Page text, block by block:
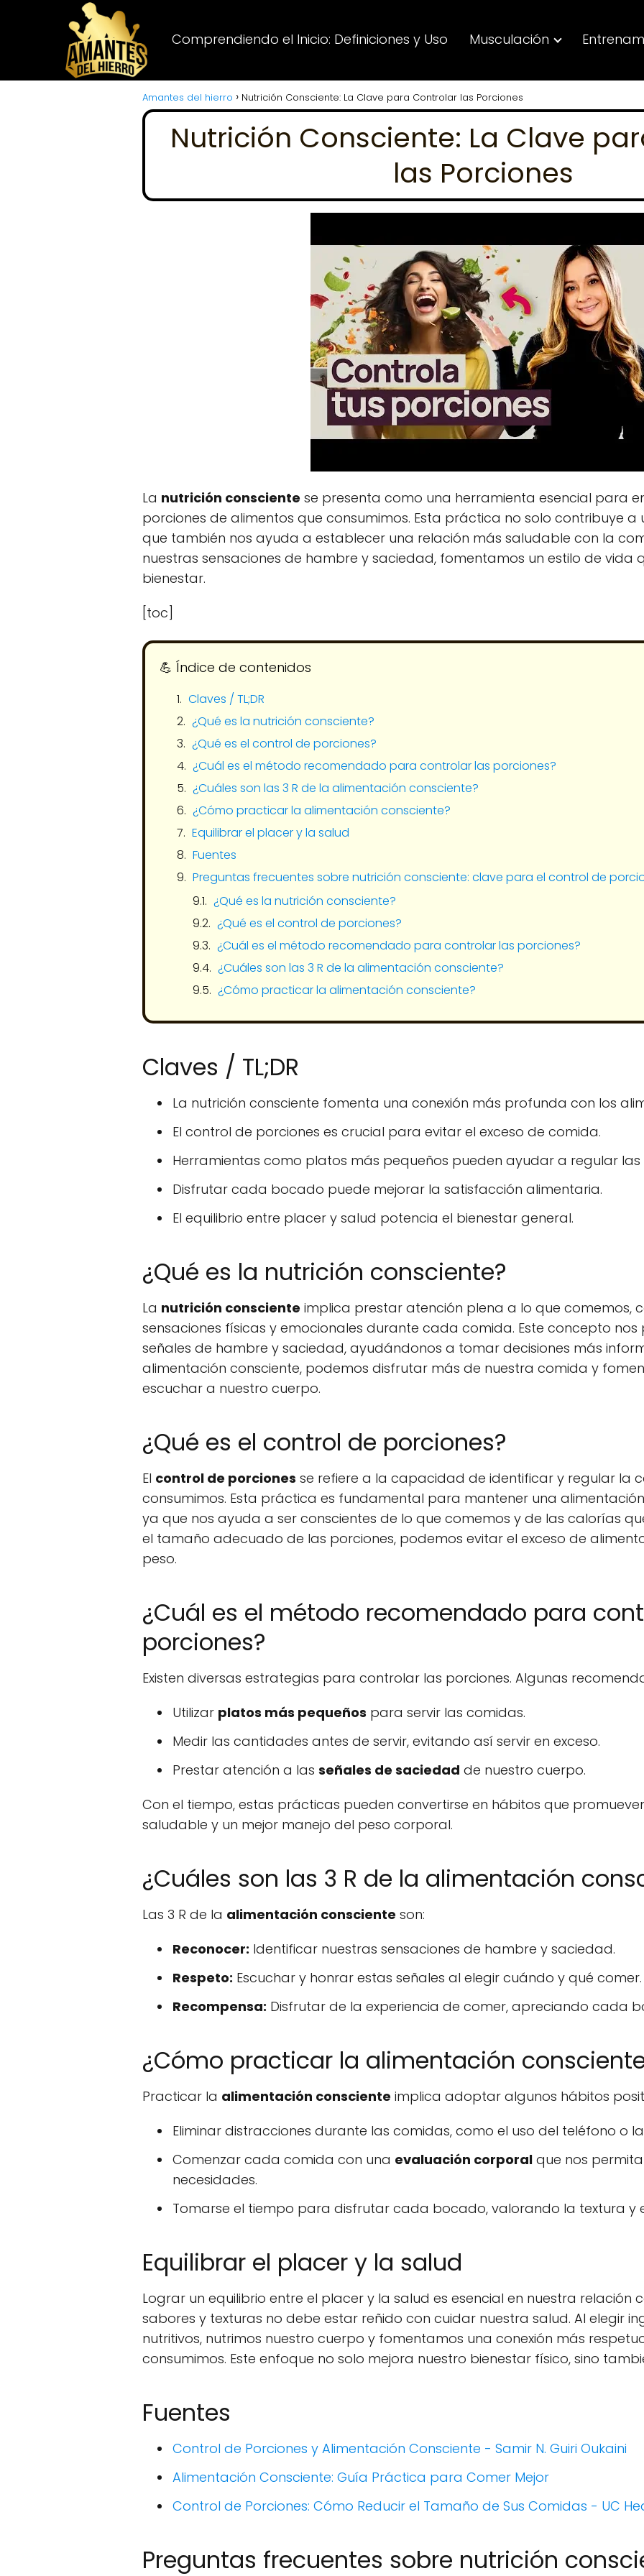
Comprendiendo el Inicio: Definiciones y Uso Musculación
Amantes del hierro Nutrición Consciente: La Clave para Controlar las Porciones
Nutrición Consciente: La Clave
las Porciones
La nutrición consciente se presenta como una herramienta esencial para
porciones de alimentos que consumimos. Esta práctica no solo contribuye
que también nos ayuda a establecer una relación más saludable con la
nuestras sensaciones de hambre y saciedad, fomentamos un estilo de vida
bienestar.
[toc]
💪​ Índice de contenidos
Claves / TL;DR
¿Qué es la nutrición consciente?
¿Qué es el control de porciones?
¿Cuál es el método recomendado para controlar las porciones?
¿Cuáles son las 3 R de la alimentación consciente?
¿Cómo practicar la alimentación consciente?
Equilibrar el placer y la salud
Fuentes
Preguntas frecuentes sobre nutrición consciente: clave para el control de
¿Qué es la nutrición consciente?
¿Qué es el control de porciones?
¿Cuál es el método recomendado para controlar las porciones?
¿Cuáles son las 3 R de la alimentación consciente?
¿Cómo practicar la alimentación consciente?
Claves / TL;DR
La nutrición consciente fomenta una conexión más profunda con los
El control de porciones es crucial para evitar el exceso de comida.
Herramientas como platos más pequeños pueden ayudar a regular
Disfrutar cada bocado puede mejorar la satisfacción alimentaria.
El equilibrio entre placer y salud potencia el bienestar general.
¿Qué es la nutrición consciente?
La nutrición consciente implica prestar atención plena a lo que comemos,
sensaciones físicas y emocionales durante cada comida. Este concepto
señales de hambre y saciedad, ayudándonos a tomar decisiones más
alimentación consciente, podemos disfrutar más de nuestra comida y
escuchar a nuestro cuerpo.
¿Qué es el control de porciones?
El control de porciones se refiere a la capacidad de identificar y regular la
consumimos. Esta práctica es fundamental para mantener una
ya que nos ayuda a ser conscientes de lo que comemos y de las calorías
el tamaño adecuado de las porciones, podemos evitar el exceso de
peso.
¿Cuál es el método recomendado para
porciones?
Existen diversas estrategias para controlar las porciones. Algunas
Utilizar platos más pequeños para servir las comidas.
Medir las cantidades antes de servir, evitando así servir en exceso.
Prestar atención a las señales de saciedad de nuestro cuerpo.
Con el tiempo, estas prácticas pueden convertirse en hábitos que
saludable y un mejor manejo del peso corporal.
¿Cuáles son las 3 R de la alimentación
Las 3 R de la alimentación consciente son:
Reconocer: Identificar nuestras sensaciones de hambre y saciedad.
Respeto: Escuchar y honrar estas señales al elegir cuándo y qué comer.
Recompensa: Disfrutar de la experiencia de comer, apreciando cada
¿Cómo practicar la alimentación
Practicar la alimentación consciente implica adoptar algunos hábitos
Eliminar distracciones durante las comidas, como el uso del teléfono o
Comenzar cada comida con una evaluación corporal que nos
necesidades.
Tomarse el tiempo para disfrutar cada bocado, valorando la textura y
Equilibrar el placer y la salud
Lograr un equilibrio entre el placer y la salud es esencial en nuestra relación
sabores y texturas no debe estar reñido con cuidar nuestra salud. Al elegir
nutritivos, nutrimos nuestro cuerpo y fomentamos una conexión más
consumimos. Este enfoque no solo mejora nuestro bienestar físico, sino
Fuentes
Control de Porciones y Alimentación Consciente - Samir N. Guiri Oukaini
Alimentación Consciente: Guía Práctica para Comer Mejor
Control de Porciones: Cómo Reducir el Tamaño de Sus Comidas - UC
Preguntas frecuentes sobre nutrición